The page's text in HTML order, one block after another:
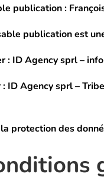
publication:
publication est
: ID Agency sprl –
: ID Agency sprl –
protection des